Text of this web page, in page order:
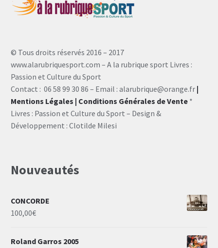
© Tous droits réservés 2016 – 2017
www.alarubriquesport.com – A la rubrique sport Livres :
Passion et Culture du Sport
Contact : 06 58 99 30 86 – Email : alarubrique@orange.fr |
Mentions Légales | Conditions Générales de Vente *
Livres : Passion et Culture du Sport – Design &
Développement : Clotilde Milesi
Nouveautés
CONCORDE
100,00€
Roland Garros 2005